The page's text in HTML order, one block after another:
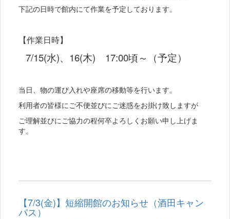
下記の日時で館内にて作業を予定しております。
【作業日時】
7/15(水)、16(木) 17:00頃～（予定）
当日、物の運び入れや座席の移動等を行います。
利用者の皆様にご不便並びにご迷惑をお掛け致しますが
ご理解並びにご協力の程何卒よろしくお願い申し上げま
す。
【7/3(金)】短縮開館のお知らせ（酒田キャン
パス）